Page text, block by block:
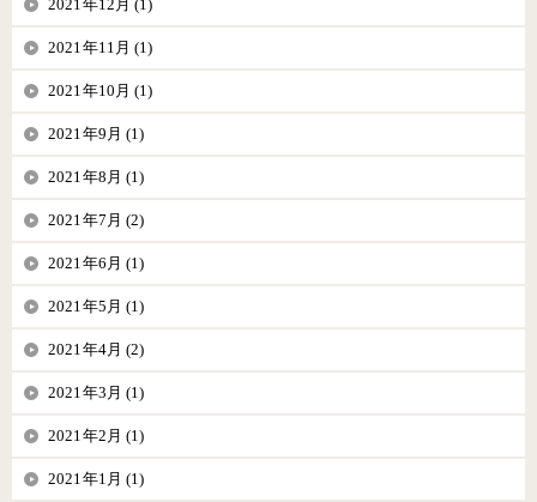
2021年12月 (1)
2021年11月 (1)
2021年10月 (1)
2021年9月 (1)
2021年8月 (1)
2021年7月 (2)
2021年6月 (1)
2021年5月 (1)
2021年4月 (2)
2021年3月 (1)
2021年2月 (1)
2021年1月 (1)